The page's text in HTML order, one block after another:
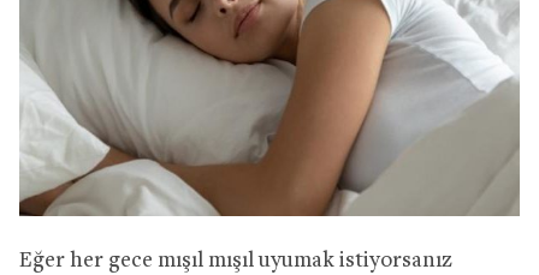
Eğer her gece mışıl mışıl uyumak istiyorsanız